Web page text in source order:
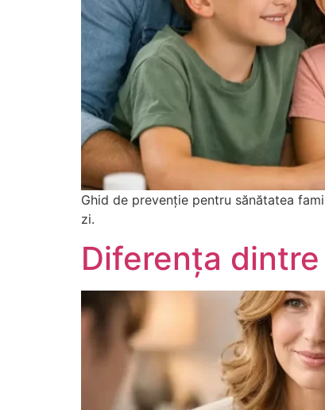
Ghid de prevenție pentru sănătatea
zi.
Diferența